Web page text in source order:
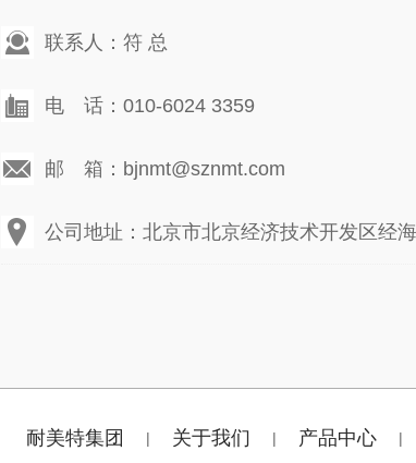
联系人：符 总
电 话：010-6024 3359
邮 箱：bjnmt@sznmt.com
公司地址：北京市北京经济技术开发区经
耐美特集团 | 关于我们 | 产品中心 |